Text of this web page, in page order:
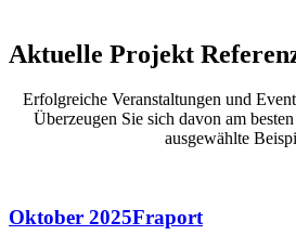
Aktuelle Projekt
Erfolgreiche Veranstaltungen und
Überzeugen Sie sich davon am
ausgewählte
Oktober 2025Fraport